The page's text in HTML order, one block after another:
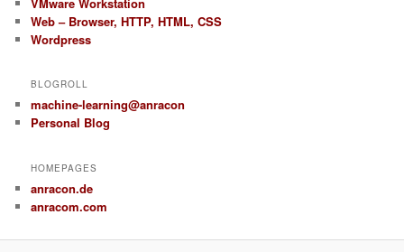
Web – Browser, HTTP, HTML, CSS
Wordpress
BLOGROLL
machine-learning@anracon
Personal Blog
HOMEPAGES
anracon.de
anracom.com